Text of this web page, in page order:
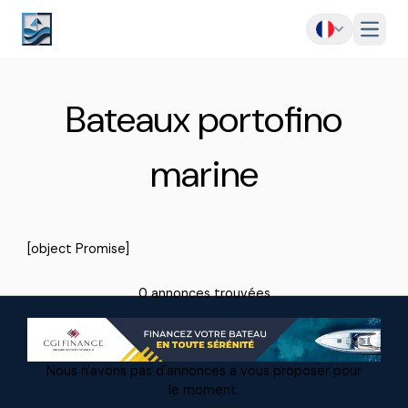
Menu
Bateaux portofino
marine
[object Promise]
0 annonces trouvées
Nous n'avons pas d'annonces a vous proposer pour
le moment.